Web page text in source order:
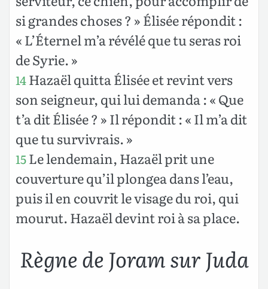
si grandes choses ? » Élisée répondit :
« L’Éternel m’a révélé que tu seras roi
de Syrie. »
14Hazaël quitta Élisée et revint vers
son seigneur, qui lui demanda : « Que
t’a dit Élisée ? » Il répondit : « Il m’a dit
que tu survivrais. »
15Le lendemain, Hazaël prit une
couverture qu’il plongea dans l’eau,
puis il en couvrit le visage du roi, qui
mourut. Hazaël devint roi à sa place.
Règne de Joram sur Juda